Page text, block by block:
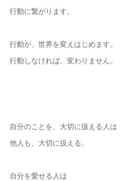
行動に繋がります。
行動が、世界を変えはじめます。
行動しなければ、変わりません。
自分のことを、大切に扱える人は
他人も、大切に扱える。
自分を愛せる人は